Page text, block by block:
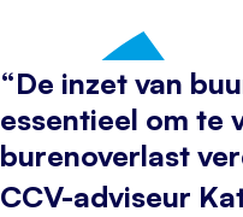
“De inzet van
essentieel om te
burenoverlast
CCV-adviseur